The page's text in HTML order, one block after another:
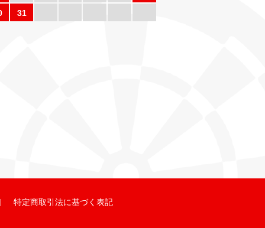
31
特定商取引法に基づく表記